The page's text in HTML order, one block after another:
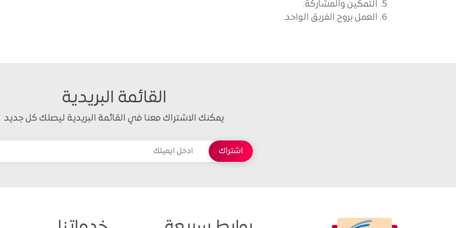
التمكين والمشاركة.
العمل بروح الفريق الواحد.
القائمة البريدية
يمكنك الاشتراك معنا في القائمة البريدية ليصلك كل جديد